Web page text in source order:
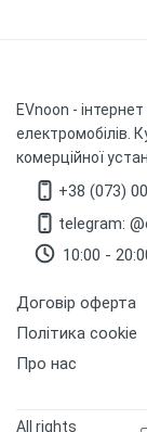
EVnoon -
електромобілів.
комерційної
+38 (073)
telegram:
10:00 -
Договір оферта
Політика cookie
Про нас
All rights